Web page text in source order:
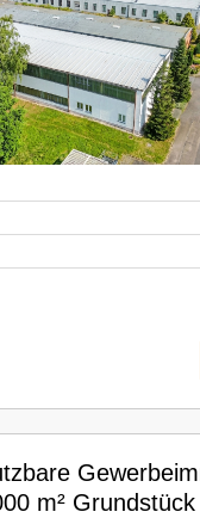
m² Grundstück